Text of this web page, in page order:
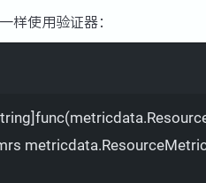
样使用验证器：